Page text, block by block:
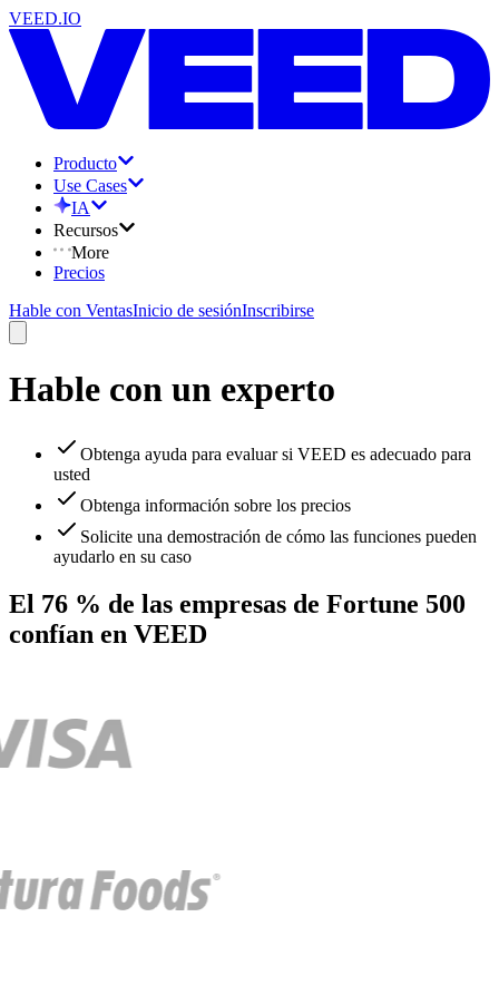
VEED.IO
Producto
Use Cases
IA
Recursos
More
Precios
Hable con VentasInicio de sesiónInscribirse
Hable con un experto
Obtenga ayuda para evaluar si VEED es adecuado para
usted
Obtenga información sobre los precios
Solicite una demostración de cómo las funciones pueden
ayudarlo en su caso
El 76 % de las empresas de Fortune 500
confían en VEED